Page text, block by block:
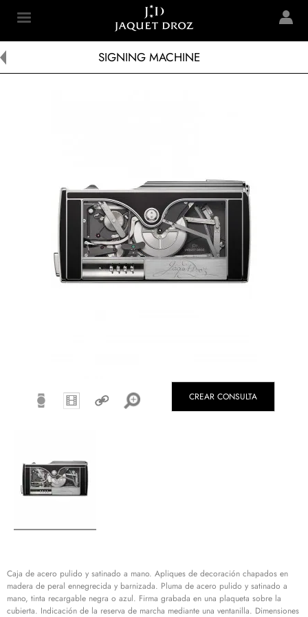
content
Jaquet Droz
SIGNING MACHINE
CREAR CONSULTA
Caja de acero pulido y satinado a mano. Apliques de decoración chapados en
madera de peral ennegrecida y barnizada. Pluma de acero pulido y satinado a
mano, tinta recargable negra o azul. Firma grabada en una plaqueta sobre la
cubierta. Indicación de la reserva de marcha mediante una ventanilla. Dimensiones